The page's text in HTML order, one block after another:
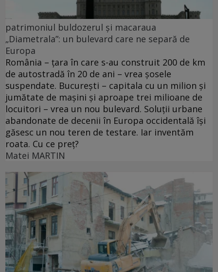
patrimoniul buldozerul și macaraua
„Diametrala”: un bulevard care ne separă de
Europa
România – ţara în care s-au construit 200 de km
de autostradă în 20 de ani – vrea şosele
suspendate. Bucureşti – capitala cu un milion şi
jumătate de maşini şi aproape trei milioane de
locuitori – vrea un nou bulevard. Soluţii urbane
abandonate de decenii în Europa occidentală îşi
găsesc un nou teren de testare. Iar inventăm
roata. Cu ce preţ?
Matei MARTIN